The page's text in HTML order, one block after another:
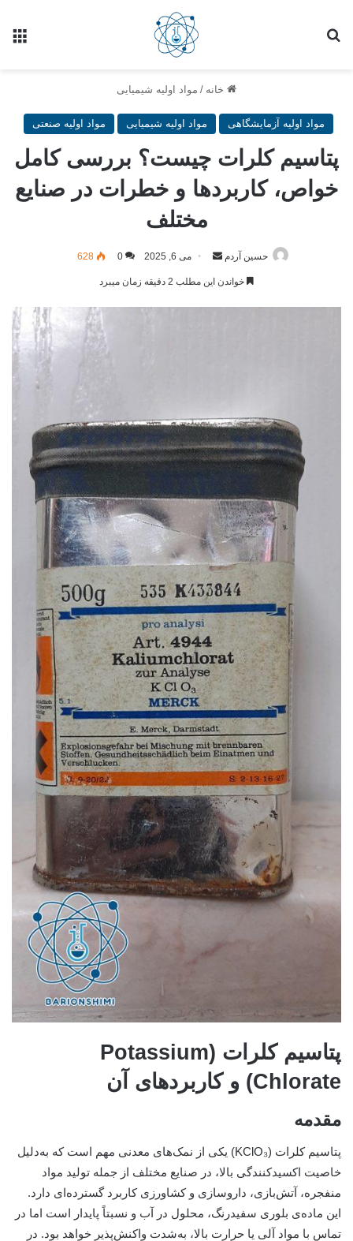
خانه / مواد اولیه شیمیایی
مواد اولیه آزمایشگاهی مواد اولیه شیمیایی مواد اولیه صنعتی
پتاسیم کلرات چیست؟ بررسی کامل
خواص، کاربردها و خطرات در صنایع
مختلف
حسین آردم می 6, 2025 0
628
خواندن این مطلب 2 دقیقه زمان میبرد
پتاسیم کلرات (Potassium
Chlorate) و کاربردهای آن
مقدمه
پتاسیم کلرات (KClO₃) یکی از نمک‌های معدنی مهم است که به‌دلیل
خاصیت اکسیدکنندگی بالا، در صنایع مختلف از جمله تولید مواد
منفجره، آتش‌بازی، داروسازی و کشاورزی کاربرد گسترده‌ای دارد.
این ماده‌ی بلوری سفیدرنگ، محلول در آب و نسبتاً پایدار است اما در
تماس با مواد آلی یا حرارت بالا، به‌شدت واکنش‌پذیر خواهد بود. در